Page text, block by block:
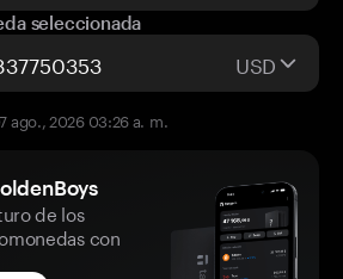
seleccionada
USD
ago., 2026 03:26 a. m.
de los
con